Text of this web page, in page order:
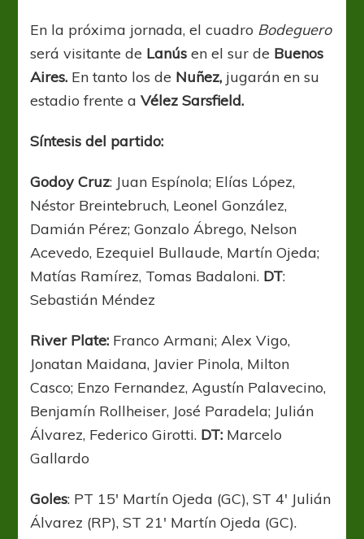
En la próxima jornada, el cuadro Bodeguero
será visitante de Lanúsen el sur de Buenos
Aires. En tanto los de Nuñez, jugarán en su
estadio frente aVélez Sarsfield.
Síntesis del partido:
Godoy Cruz: Juan Espínola; Elías López,
Néstor Breintebruch, Leonel González,
Damián Pérez; Gonzalo Ábrego, Nelson
Acevedo, Ezequiel Bullaude, Martín Ojeda;
Matías Ramírez, Tomas Badaloni. DT:
Sebastián Méndez
River Plate: Franco Armani; Alex Vigo,
Jonatan Maidana, Javier Pinola, Milton
Casco; Enzo Fernandez, Agustín Palavecino,
Benjamín Rollheiser, José Paradela; Julián
Álvarez, Federico Girotti. DT: Marcelo
Gallardo
Goles: PT 15′ Martín Ojeda (GC), ST 4′ Julián
Álvarez (RP), ST 21′ Martín Ojeda (GC).